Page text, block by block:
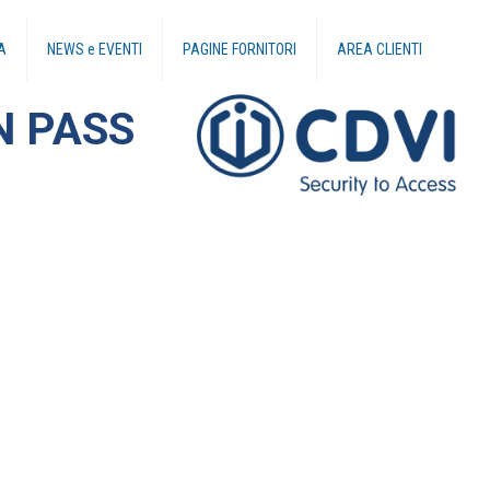
NEWS e EVENTI PAGINE FORNITORI AREA CLIENTI
PASS